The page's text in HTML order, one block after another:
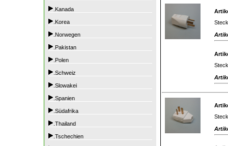
.Kanada
.Korea
.Norwegen
.Pakistan
.Polen
.Schweiz
.Slowakei
.Spanien
.Südafrika
.Thailand
.Tschechien